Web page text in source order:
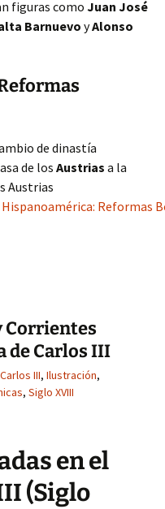
figuras como Juan José
Barnuevo yAlonso
de dinastía
de los Austrias a la
Austrias
Reformas
Corrientes
de Carlos III
Carlos III, Ilustración,
, Siglo XVIII
en el
(Siglo